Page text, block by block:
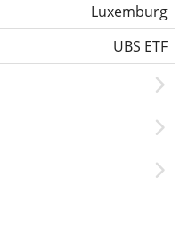
Luxemburg
UBS ETF